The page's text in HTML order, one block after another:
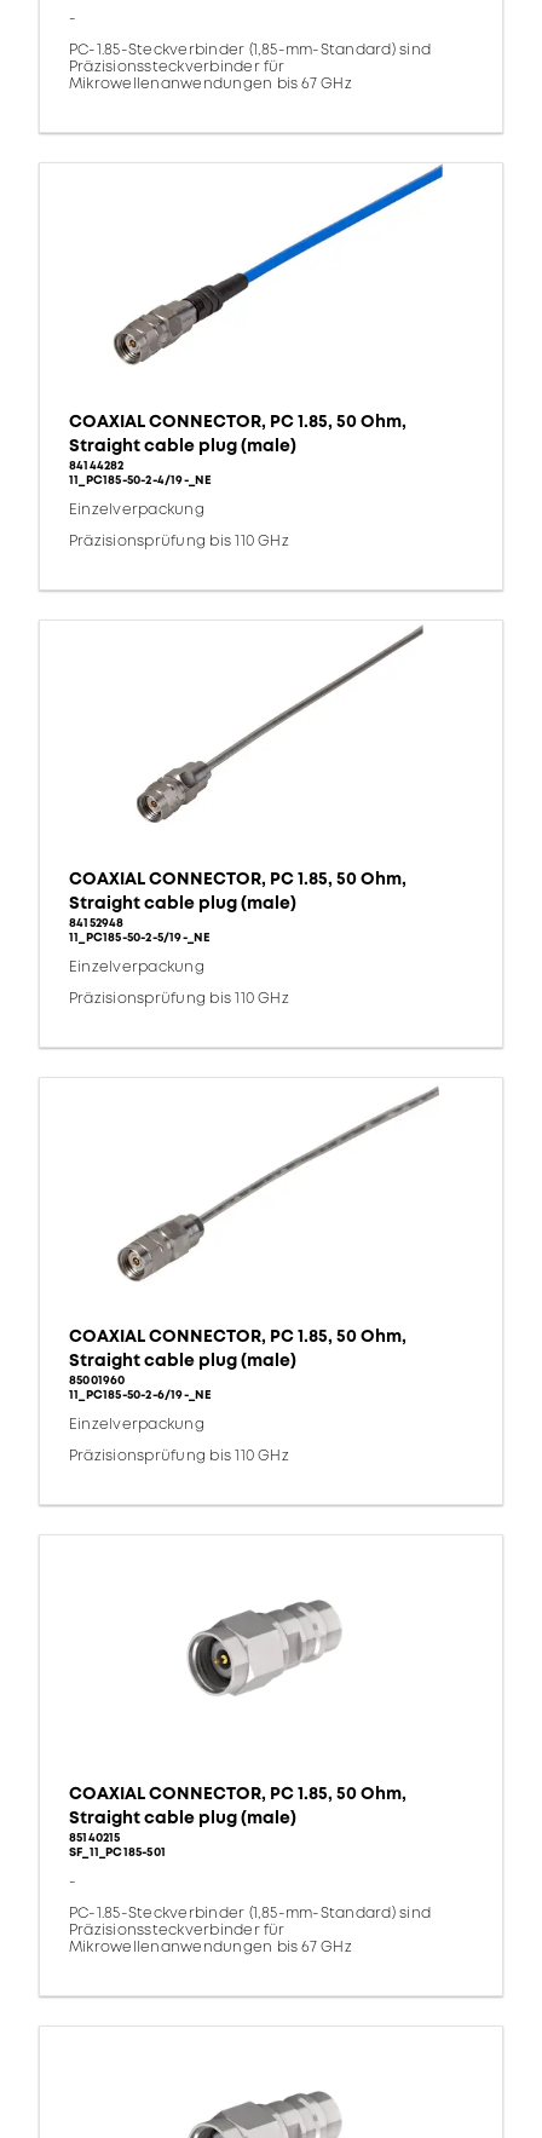
-
PC-1.85-Steckverbinder (1,85-mm-Standard) sind
Präzisionssteckverbinder für
Mikrowellenanwendungen bis 67 GHz
COAXIAL CONNECTOR, PC 1.85, 50 Ohm,
Straight cable plug (male)
84144282
11_PC185-50-2-4/19-_NE
Einzelverpackung
Präzisionsprüfung bis 110 GHz
COAXIAL CONNECTOR, PC 1.85, 50 Ohm,
Straight cable plug (male)
84152948
11_PC185-50-2-5/19-_NE
Einzelverpackung
Präzisionsprüfung bis 110 GHz
COAXIAL CONNECTOR, PC 1.85, 50 Ohm,
Straight cable plug (male)
85001960
11_PC185-50-2-6/19-_NE
Einzelverpackung
Präzisionsprüfung bis 110 GHz
COAXIAL CONNECTOR, PC 1.85, 50 Ohm,
Straight cable plug (male)
85140215
SF_11_PC185-501
-
PC-1.85-Steckverbinder (1,85-mm-Standard) sind
Präzisionssteckverbinder für
Mikrowellenanwendungen bis 67 GHz